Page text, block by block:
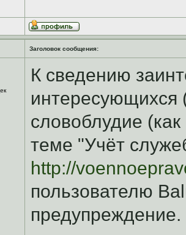
Заголовок сообщения:
К сведению
интересующихся
словоблудие
теме "Учёт
http://
пользователю
предупреждение.